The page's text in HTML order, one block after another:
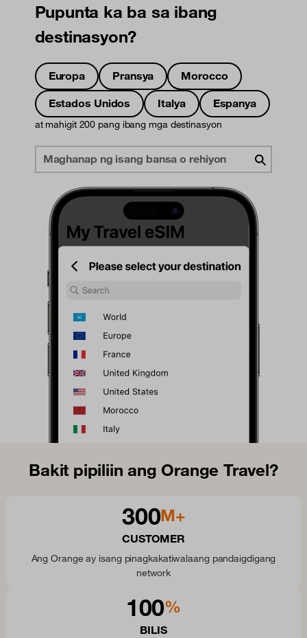
Pupunta ka ba sa ibang
destinasyon?
Europa Pransya
Morocco
Estados Unidos
Italya Espanya
at mahigit 200 pang ibang mga destinasyon
Bakit pipiliin ang Orange Travel?
300M+
CUSTOMER
Ang Orange ay isang pinagkakatiwalaang pandaigdigang
network
100%
BILIS